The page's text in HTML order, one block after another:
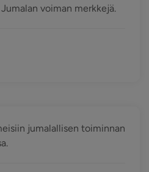
voiman merkkejä.
jumalallisen toiminnan